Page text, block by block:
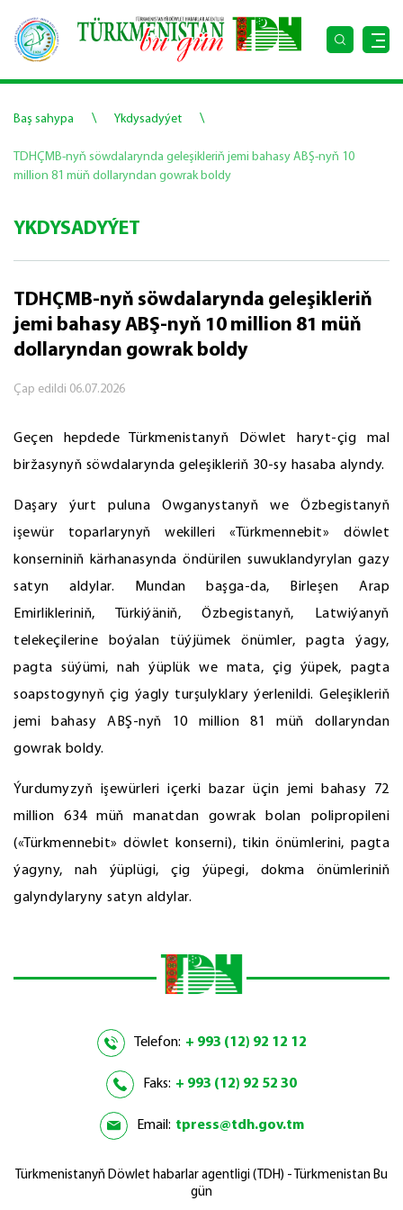
Baş sahypa \ Ykdysadyýet \
TDHÇMB-nyň söwdalarynda geleşikleriň jemi bahasy ABŞ-nyň 10
million 81 müň dollaryndan gowrak boldy
YKDYSADYÝET
TDHÇMB-nyň söwdalarynda geleşikleriň
jemi bahasy ABŞ-nyň 10 million 81 müň
dollaryndan gowrak boldy
Çap edildi 06.07.2026
Geçen hepdede Türkmenistanyň Döwlet haryt-çig mal
biržasynyň söwdalarynda geleşikleriň 30-sy hasaba alyndy.
Daşary ýurt puluna Owganystanyň we Özbegistanyň
işewür toparlarynyň wekilleri «Türkmennebit» döwlet
konserniniň kärhanasynda öndürilen suwuklandyrylan gazy
satyn aldylar. Mundan başga-da, Birleşen Arap
Emirlikleriniň, Türkiýäniň, Özbegistanyň, Latwiýanyň
telekeçilerine boýalan tüýjümek önümler, pagta ýagy,
pagta süýümi, nah ýüplük we mata, çig ýüpek, pagta
soapstogynyň çig ýagly turşulyklary ýerlenildi. Geleşikleriň
jemi bahasy ABŞ-nyň 10 million 81 müň dollaryndan
gowrak boldy.
Ýurdumyzyň işewürleri içerki bazar üçin jemi bahasy 72
million 634 müň manatdan gowrak bolan polipropileni
(«Türkmennebit» döwlet konserni), tikin önümlerini, pagta
ýagyny, nah ýüplügi, çig ýüpegi, dokma önümleriniň
galyndylaryny satyn aldylar.
Telefon: + 993 (12) 92 12 12
Faks: + 993 (12) 92 52 30
Email: tpress@tdh.gov.tm
Türkmenistanyň Döwlet habarlar agentligi (TDH) - Türkmenistan Bu
gün